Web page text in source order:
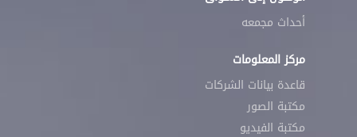
أحداث مجمعه
مركز المعلومات
قاعدة بيانات الشركات
مكتبة الصور
مكتبة الفيديو